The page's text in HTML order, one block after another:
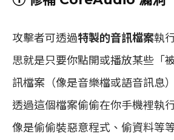
攻擊者可透過特製的音訊檔案執
思就是只要你點開或播放某些「
訊檔案（像是音樂檔或語音訊息
透過這個檔案偷偷在你手機裡執
像是偷偷裝惡意程式、偷資料等